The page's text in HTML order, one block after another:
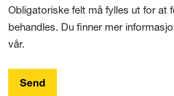
Obligatoriske felt må fylles ut for at
behandles. Du finner mer
vår.
Send